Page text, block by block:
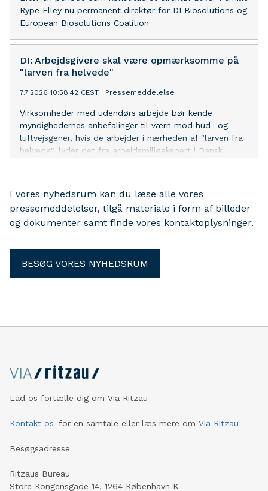
Rype Elley nu permanent direktør for DI Biosolutions og
European Biosolutions Coalition
DI: Arbejdsgivere skal være opmærksomme på
"larven fra helvede"
7.7.2026 10:58:42 CEST Pressemeddelelse
Virksomheder med udendørs arbejde bør kende
myndighedernes anbefalinger til værn mod hud- og
luftvejsgener, hvis de arbejder i nærheden af "larven fra
helvede", lyder det fra arbejdsmiljøekspert i Dansk
I vores nyhedsrum kan du læse alle vores
pressemeddelelser, tilgå materiale i form af billeder
og dokumenter samt finde vores kontaktoplysninger.
BESØG VORES NYHEDSRUM
Lad os fortælle dig om Via Ritzau
Kontakt os for en samtale eller læs mere om Via Ritzau
Besøgsadresse
Ritzaus Bureau
Store Kongensgade 14, 1264 København K